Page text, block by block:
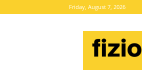
Friday, August 7, 2026